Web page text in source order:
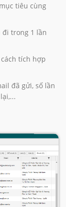
tiêu cùng
đi trong 1 lần
tích hợp
đã gửi, số lần